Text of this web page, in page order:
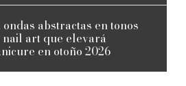
abstractas en tonos
art que elevará
en otoño 2026